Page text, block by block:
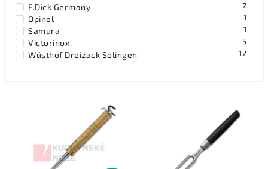
F.Dick Germany 2
Opinel 1
Samura 1
Victorinox 5
Wüsthof Dreizack Solingen 12